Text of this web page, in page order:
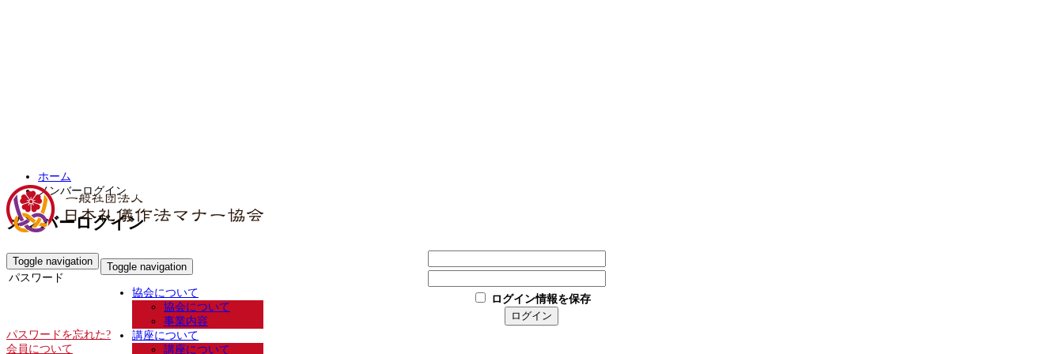
Toggle navigation
協会について
協会について
事業内容
講座について
講座について
Toggle navigation
ホーム
メンバーログイン
メンバーログイン
Username or Email
パスワード
ログイン情報を保存
パスワードを忘れた?
会員について